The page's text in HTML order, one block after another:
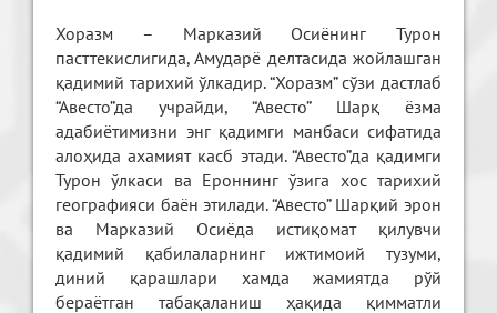
Хоразм – Марказий Осиёнинг Турон
пасттекислигида, Амударё делтасида жойлашган
қадимий тарихий ўлкадир. “Хоразм” сўзи дастлаб
“Авесто”да учрайди, “Авесто” Шарқ ёзма
адабиётимизни энг қадимги манбаси сифатида
алоҳида ахамият касб этади. “Авесто”да қадимги
Турон ўлкаси ва Ероннинг ўзига хос тарихий
географияси баён этилади. “Авесто” Шарқий эрон
ва Марказий Осиёда истиқомат қилувчи
қадимий қабилаларнинг ижтимоий тузуми,
диний қарашлари хамда жамиятда рўй
бераётган табақаланиш ҳақида қимматли